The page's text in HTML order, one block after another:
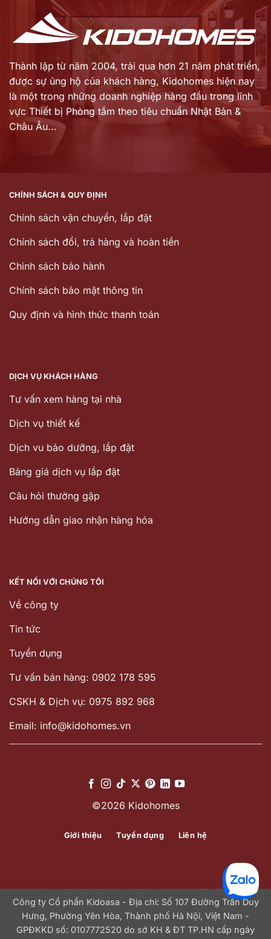
Thành lập từ năm 2004, trải qua hơn 21 năm phát triển,
được sự ủng hộ của khách hàng, Kidohomes hiện nay
là một trong những doanh nghiệp hàng đầu trong lĩnh
vực Thiết bị Phòng tắm theo tiêu chuẩn Nhật Bản &
Châu Âu...
CHÍNH SÁCH & QUY ĐỊNH
Chính sách vận chuyển, lắp đặt
Chính sách đổi, trả hàng và hoàn tiền
Chinh sách bảo hành
Chính sách bảo mật thông tin
Quy định và hình thức thanh toán
DỊCH VỤ KHÁCH HÀNG
Tư vấn xem hàng tại nhà
Dịch vụ thiết kế
Dịch vu bảo dưỡng, lắp đặt
Bảng giá dịch vụ lắp đặt
Câu hỏi thường gặp
Hướng dẫn giao nhận hàng hóa
KẾT NỐI VỚI CHÚNG TÔI
Về công ty
Tin tức
Tuyển dụng
Tư vấn bán hàng: 0902 178 595
CSKH & Dịch vụ: 0975 892 968
Email: info@kidohomes.vn
©2026 Kidohomes
Giới thiệu Tuyển dụng Liên hệ
Công ty Cổ phần Kidoasa - Địa chỉ: Số 107 Đường Trần Duy
Hưng, Phường Yên Hòa, Thành phố Hà Nội, Việt Nam -
GPĐKKD số: 0107772520 do sở KH & ĐT TP.HN cấp ngày